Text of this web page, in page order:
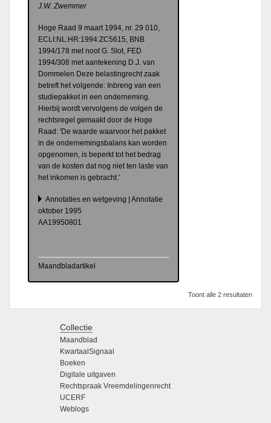
J.W. Zwemmer
Hoge Raad 9 maart 1994, nr. 29 010,
ECLI:NL:HR:1994:ZC5615, BNB
1994/178 met noot G. Slot, FED
1994/308 met aantekening D.J. van
Dommelen Deze belastingrecht zaak
betreft het volgende: Inbreng van een
studiepakket in een onderneming.
Hierbij wordt vervolgens de volgen de
rechtsregel gemaakt door de Hoge
Raad: 'De waarde waarvoor het pakket
in de ondernemingsbalans kan worden
opgenomen, is beperkt tot het bedrag
van de kosten dat nog niet ten laste van
het inkomen is gebracht.'
Annotaties en wetgeving | Annotatie
oktober 1995
AA19950801
Maandbladartikel
Toont alle 2 resultaten
Collectie
Maandblad
KwartaalSignaal
Boeken
Digitale uitgaven
Rechtspraak Vreemdelingenrecht
UCERF
Weblogs